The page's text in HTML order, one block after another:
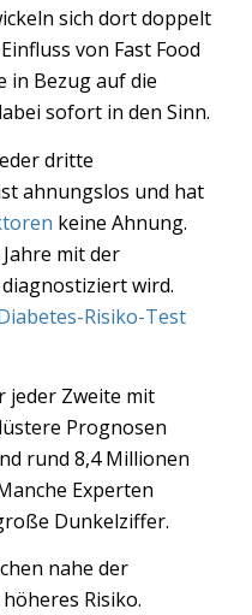
sich dort doppelt
von Fast Food
in Bezug auf die
sofort in den Sinn.
dritte
ahnungslos und hat
keine Ahnung.
mit der
wird.
Risiko-Test
jeder Zweite mit
Prognosen
rund 8,4 Millionen
Experten
Dunkelziffer.
nahe der
Risiko.